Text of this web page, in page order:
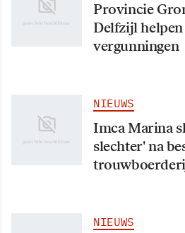
Provincie
Delfzijl
vergunningen
NIEUWS
Imca Marina
slechter' na
NIEUWS